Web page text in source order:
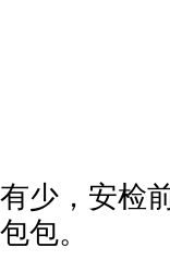
有少，安检
包包。